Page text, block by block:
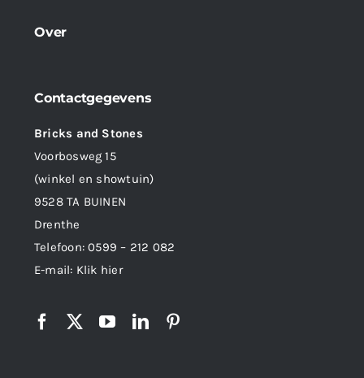
Over
Contactgegevens
Bricks and Stones
Voorbosweg 15
(winkel en showtuin)
9528 TA BUINEN
Drenthe
Telefoon:0599 – 212 082
E-mail: Klik hier